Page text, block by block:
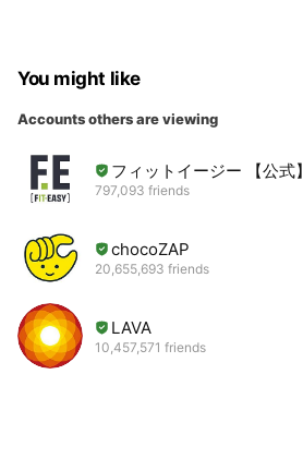
You might like
Accounts others are viewing
フィットイージー 【公式】
797,093 friends
chocoZAP
20,655,693 friends
LAVA
10,457,571 friends